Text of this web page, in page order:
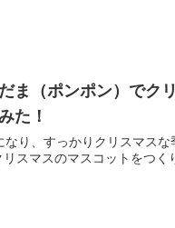
ま（ポンポン）でク
た！
なり、すっかりクリスマス
リスマスのマスコットをつく